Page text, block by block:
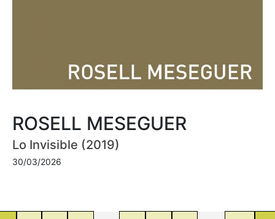
ROSELL MESEGUER
Lo Invisible (2019)
30/03/2026